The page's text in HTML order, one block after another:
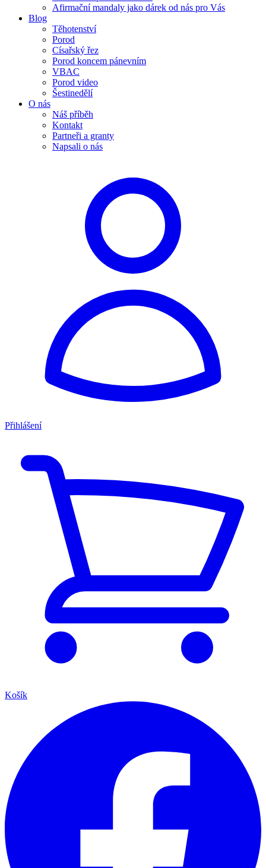
Afirmační mandaly jako dárek od nás pro Vás
Blog
Těhotenství
Porod
Císařský řez
Porod koncem pánevním
VBAC
Porod video
Šestinedělí
O nás
Náš příběh
Kontakt
Partneři a granty
Napsali o nás
Přihlášení
Košík